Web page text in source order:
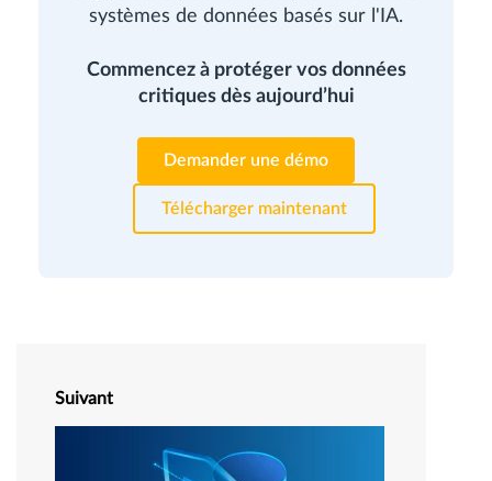
systèmes de données basés sur l'IA.
Commencez à protéger vos données
critiques dès aujourd’hui
Demander une démo
Télécharger maintenant
Suivant